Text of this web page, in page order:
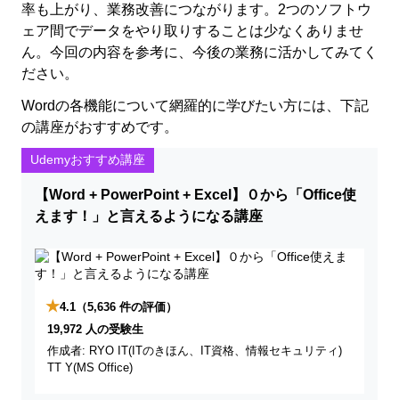
率も上がり、業務改善につながります。2つのソフトウ
ェア間でデータをやり取りすることは少なくありませ
ん。今回の内容を参考に、今後の業務に活かしてみてく
ださい。
Wordの各機能について網羅的に学びたい方には、下記
の講座がおすすめです。
Udemyおすすめ講座
【Word + PowerPoint + Excel】０から「Office使
えます！」と言えるようになる講座
★4.1 （5,636 件の評価）
19,972 人の受験生
作成者: RYO IT(ITのきほん、IT資格、情報セキュリティ)
TT Y(MS Office)